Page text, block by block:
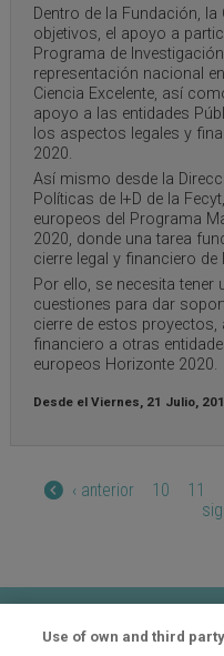
Dentro de la Fundación,
objetivos, el apoyo a
Programa de
representación nacional
Ciencia Excelente, así
apoyo a las entidades
los aspectos legales y
2020.
Así mismo desde la
Políticas de I+D de la
europeos del Programa
2020, donde una tarea
cierre legal y financiero
Por ello, se necesita
cuestiones para dar
cierre de estos
financiero a otras
europeos Horizonte 2020.
Desde el Viernes, 21 Julio,
‹ anterior
10 11
Use of own and third